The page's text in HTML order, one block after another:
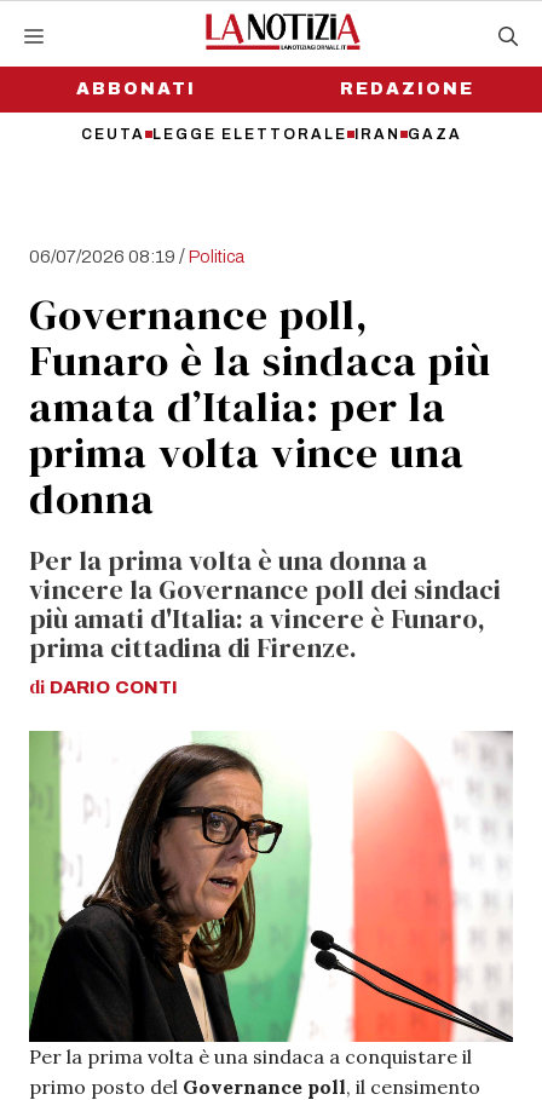
contenutoABBONATI
CEUTA LEGGE ELETTORALE IRAN GAZA
REDAZIONE
06/07/2026 08:19 /Politica
Governance poll,
Funaro è la sindaca più
amata d’Italia: per la
prima volta vince una
donna
Per la prima volta è una donna a
vincere la Governance poll dei sindaci
più amati d'Italia: a vincere è Funaro,
prima cittadina di Firenze.
di DARIO CONTI
Per la prima volta è una sindaca a conquistare il
primo posto del Governance poll, il censimento